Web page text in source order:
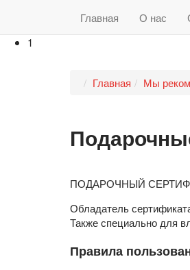
Главная О нас
1
Главная Мы
ПОДАРОЧНЫЙ
Обладатель
Также специально для
Правила